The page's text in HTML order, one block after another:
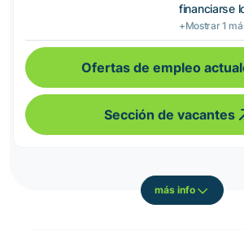
financiarse
+Mostrar 1
Ofertas de empleo
Sección de vacantes
más info